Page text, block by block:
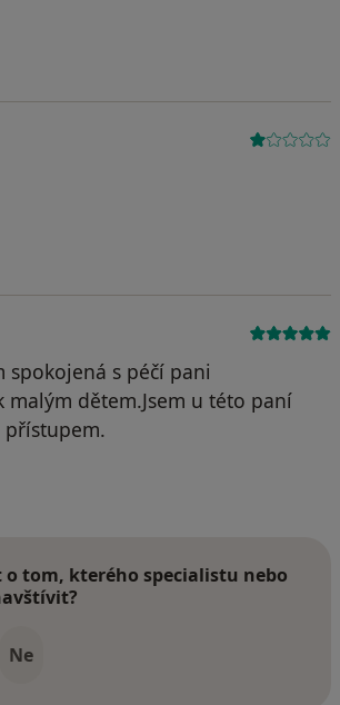
spokojená s péčí pani
dětem.Jsem u této paní
přístupem.
tom, kterého specialistu nebo
Ne